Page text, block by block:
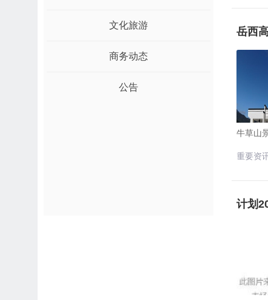
文化旅游
商务动态
公告
岳西
牛草山
重要资
计划